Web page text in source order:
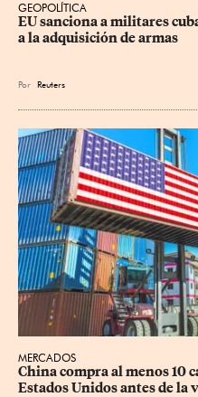
GEOPOLÍTICA
EU sanciona a militares
a la adquisición de armas
Por Reuters
MERCADOS
China compra al menos 10
Estados Unidos antes de la